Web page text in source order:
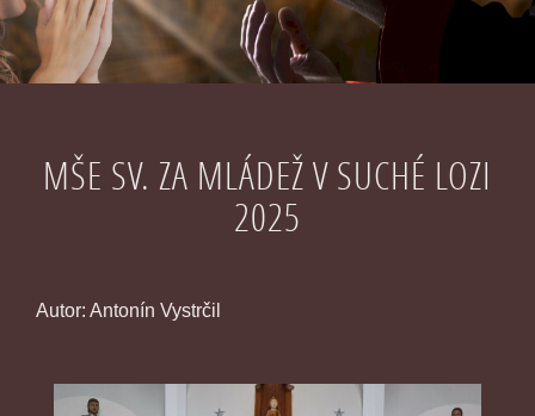
MŠE SV. ZA MLÁDEŽ V SUCHÉ LOZI
2025
Autor: Antonín Vystrčil